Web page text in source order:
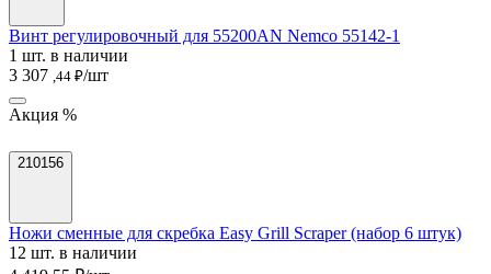
Винт регулировочный для 55200AN Nemco 55142-1
1 шт. в наличии
3 307 ,44 ₽/шт
Акция %
210156
Ножи сменные для скребка Easy Grill Scraper (набор 6 штук)
12 шт. в наличии